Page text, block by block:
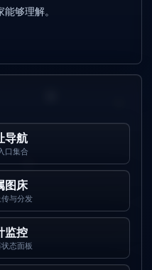
够理解。
导航
口集合
图床
与分发
监控
态面板